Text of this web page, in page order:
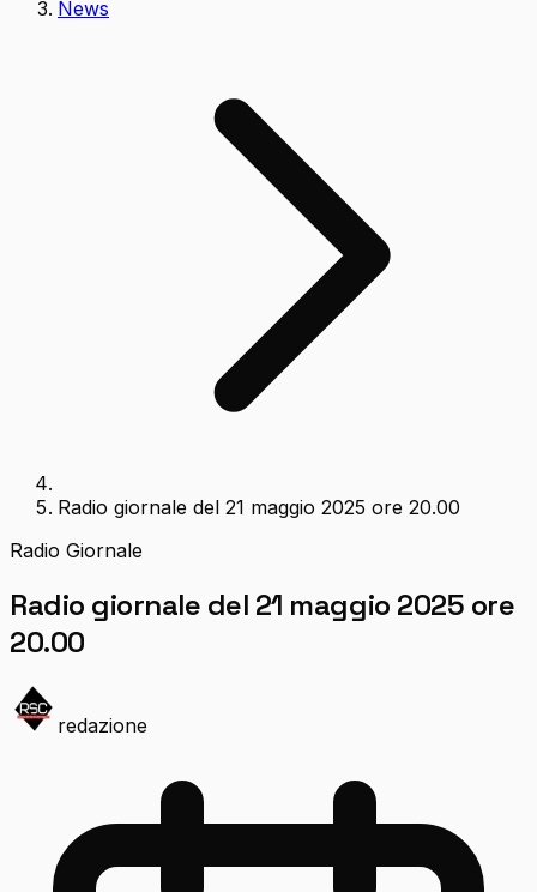
News
Radio giornale del 21 maggio 2025 ore 20.00
Radio Giornale
Radio giornale del 21 maggio 2025 ore
20.00
redazione